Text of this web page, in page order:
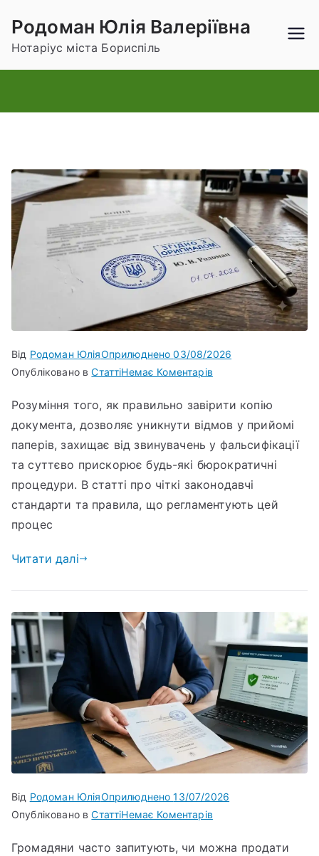
Родоман Юлія Валеріївна
Нотаріус міста Бориспіль
Від Родоман ЮліяОприлюднено03/08/2026
Опубліковано вСтаттіНемає Коментарів
Розуміння того, як правильно завірити копію
документа, дозволяє уникнути відмов у прийомі
паперів, захищає від звинувачень у фальсифікації
та суттєво прискорює будь-які бюрократичні
процедури. В статті про чіткі законодавчі
стандарти та правила, що регламентують цей
процес
Читати далі
Від Родоман ЮліяОприлюднено13/07/2026
Опубліковано вСтаттіНемає Коментарів
Громадяни часто запитують, чи можна продати